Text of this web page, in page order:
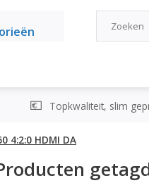
Topkwaliteit, slim
4:2:0 HDMI DA